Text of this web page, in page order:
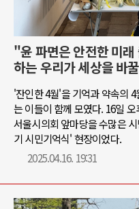
"윤 파면은 안전한 미
하는 우리가 세상을 바
'잔인한 4월'을 기억과 약속의
는 이들이 함께 모였다. 16일
서울시의회 앞마당을 수많은
기 시민기억식' 현장이었다.
2025.04.16. 19:31